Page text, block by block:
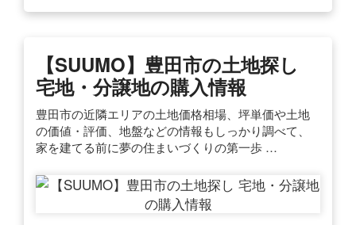
【SUUMO】豊田市の土地探し
宅地・分譲地の購入情報
豊田市の近隣エリアの土地価格相場、坪単価や土地
の価値・評価、地盤などの情報もしっかり調べて、
家を建てる前に夢の住まいづくりの第一歩 …